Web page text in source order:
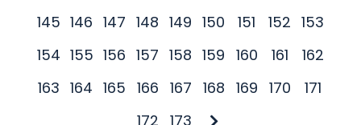
145 146 147 148 149 150 151 152 153
154 155 156 157 158 159 160 161
162
163 164 165 166 167 168 169 170
171
172 173